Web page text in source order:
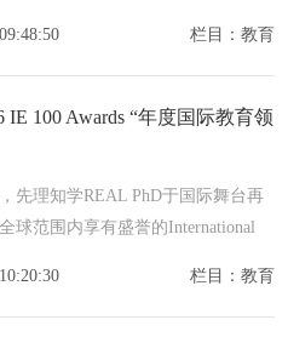
栏目：教育
100 Awards “年度国际教育领
先理知学REAL PhD于国际舞台再
球范围内享有盛誉的International
栏目：教育